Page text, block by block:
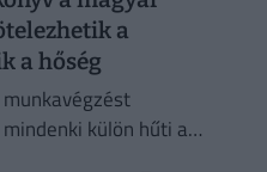
a
a hőség
külön hűti a